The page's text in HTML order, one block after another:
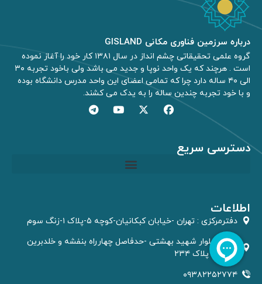
درباره سرزمین فناوری مکانی GISLAND
گروه علمی تحقیقاتی چشم انداز در سال ۱۳۸۱ کار خود را آغاز نموده
است . هرچند که یک واحد نوپا و جدید می باشد ولی باخود تجربه ۳۰
الی ۴۰ ساله دارد چرا که تمامی اعضای این واحد مدرس دانشگاه بوده
و با خود تجربه چندین ساله را به یدک می کشند.
دسترسی سریع
اطلاعات
دفترمركزى : تهران -خیابان کبکانیان-کوچه ۵-پلاک ۱-زنگ سوم
شیراز- بلوار شهید بهشتی -حدفاصل چهارراه بنفشه و خلدبرین
کوچه ۵ پلاک ۲۳۴
۰۹۳۸۲۲۵۲۷۷۴